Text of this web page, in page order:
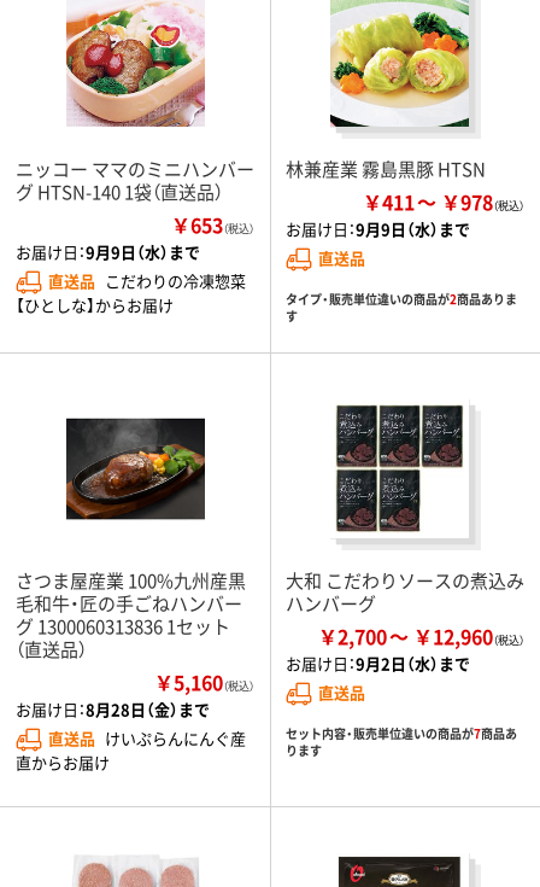
ニッコー ママのミニハンバー
グ HTSN-140 1袋（直送品）
￥653（税込）
お届け日：9月9日（水）まで
直送品 こだわりの冷凍惣菜
【ひとしな】からお届け
林兼産業 霧島黒豚 HTSN
￥411 ￥978
お届け日：9月9日（水）まで
直送品
タイプ・販売単位違いの商品が2商品ありま
す
さつま屋産業 100%九州産黒
毛和牛・匠の手ごねハンバー
グ 1300060313836 1セット
（直送品）
￥5,160（税込）
お届け日：8月28日（金）まで
直送品 けいぷらんにんぐ産
直からお届け
大和 こだわりソースの煮込み
ハンバーグ
￥2,700 ￥12,960
お届け日：9月2日（水）まで
直送品
セット内容・販売単位違いの商品が7商品あ
ります